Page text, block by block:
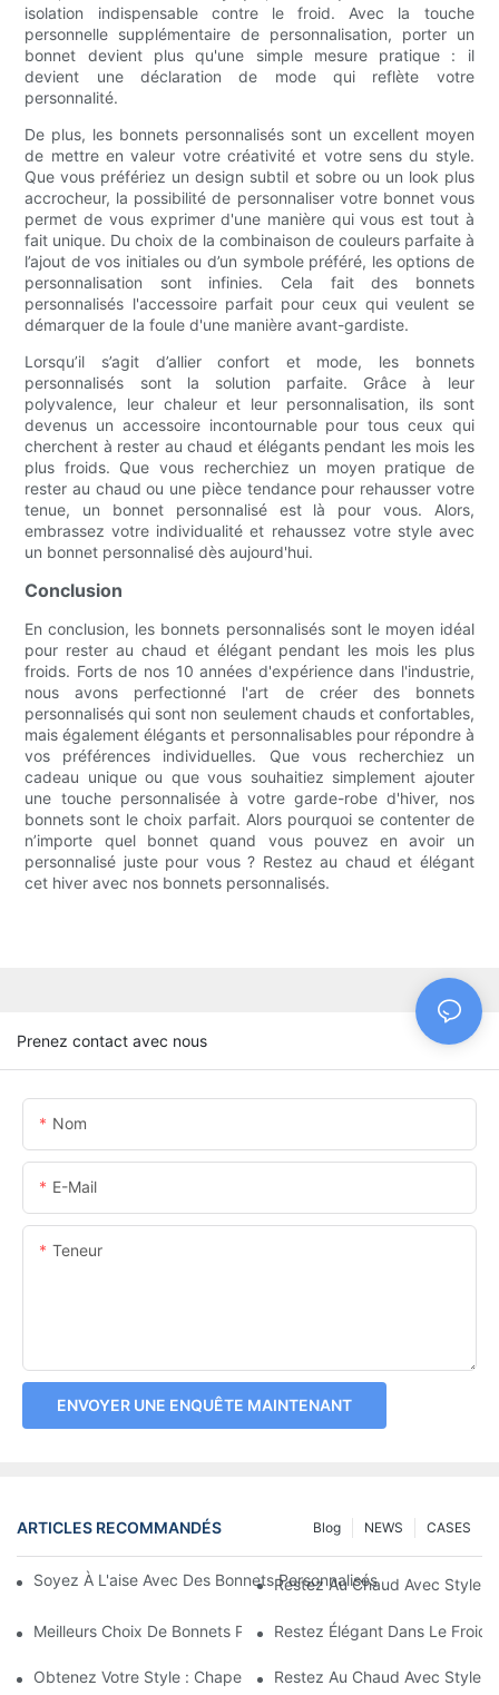
isolation indispensable contre le froid. Avec la touche
personnelle supplémentaire de personnalisation, porter un
bonnet devient plus qu'une simple mesure pratique : il
devient une déclaration de mode qui reflète votre
personnalité.
De plus, les bonnets personnalisés sont un excellent moyen
de mettre en valeur votre créativité et votre sens du style.
Que vous préfériez un design subtil et sobre ou un look plus
accrocheur, la possibilité de personnaliser votre bonnet vous
permet de vous exprimer d'une manière qui vous est tout à
fait unique. Du choix de la combinaison de couleurs parfaite à
l’ajout de vos initiales ou d’un symbole préféré, les options de
personnalisation sont infinies. Cela fait des bonnets
personnalisés l'accessoire parfait pour ceux qui veulent se
démarquer de la foule d'une manière avant-gardiste.
Lorsqu’il s’agit d’allier confort et mode, les bonnets
personnalisés sont la solution parfaite. Grâce à leur
polyvalence, leur chaleur et leur personnalisation, ils sont
devenus un accessoire incontournable pour tous ceux qui
cherchent à rester au chaud et élégants pendant les mois les
plus froids. Que vous recherchiez un moyen pratique de
rester au chaud ou une pièce tendance pour rehausser votre
tenue, un bonnet personnalisé est là pour vous. Alors,
embrassez votre individualité et rehaussez votre style avec
un bonnet personnalisé dès aujourd'hui.
Conclusion
En conclusion, les bonnets personnalisés sont le moyen idéal
pour rester au chaud et élégant pendant les mois les plus
froids. Forts de nos 10 années d'expérience dans l'industrie,
nous avons perfectionné l'art de créer des bonnets
personnalisés qui sont non seulement chauds et confortables,
mais également élégants et personnalisables pour répondre à
vos préférences individuelles. Que vous recherchiez un
cadeau unique ou que vous souhaitiez simplement ajouter
une touche personnalisée à votre garde-robe d'hiver, nos
bonnets sont le choix parfait. Alors pourquoi se contenter de
n’importe quel bonnet quand vous pouvez en avoir un
personnalisé juste pour vous ? Restez au chaud et élégant
cet hiver avec nos bonnets personnalisés.
Prenez contact avec nous
Nom
E-Mail
Teneur
ENVOYER UNE ENQUÊTE MAINTENANT
ARTICLES RECOMMANDÉS CASES
NEWS
Blog
Soyez À L'aise Avec Des Bonnets Personnalisés : Options De
Restez Au Chaud Avec Style
Meilleurs Choix De Bonnets Personnalisés Avec Le Logo De
Restez Élégant Dans Le Froid
Obtenez Votre Style : Chapeaux Et Bonnets Personnalisés
Restez Au Chaud Avec Style